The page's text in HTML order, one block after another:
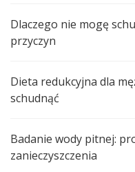
Dlaczego nie mogę
przyczyn
Dieta redukcyjna dla
schudnąć
Badanie wody pitnej:
zanieczyszczenia